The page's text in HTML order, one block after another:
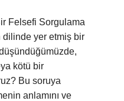
Felsefi Sorgulama
yer etmiş bir
kötü bir
Bu soruya
anlamını ve